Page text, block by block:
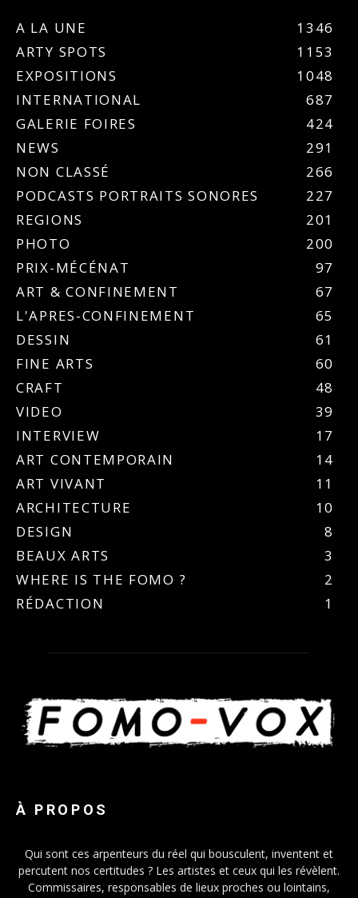
A LA UNE
1346
ARTY SPOTS
1153
EXPOSITIONS
1048
INTERNATIONAL
687
GALERIE FOIRES
424
NEWS
291
NON CLASSÉ
266
PODCASTS PORTRAITS SONORES
227
REGIONS
201
PHOTO
200
PRIX-MÉCÉNAT
97
ART & CONFINEMENT
67
L'APRES-CONFINEMENT
65
DESSIN
61
FINE ARTS
60
CRAFT
48
VIDEO
39
INTERVIEW
17
ART CONTEMPORAIN
14
ART VIVANT
11
ARCHITECTURE
10
DESIGN
8
BEAUX ARTS
3
WHERE IS THE FOMO ?
2
RÉDACTION
1
À PROPOS
Qui sont ces arpenteurs du réel qui bousculent, inventent et
percutent nos certitudes ? Les artistes et ceux qui les révèlent.
Commissaires, responsables de lieux proches ou lointains,